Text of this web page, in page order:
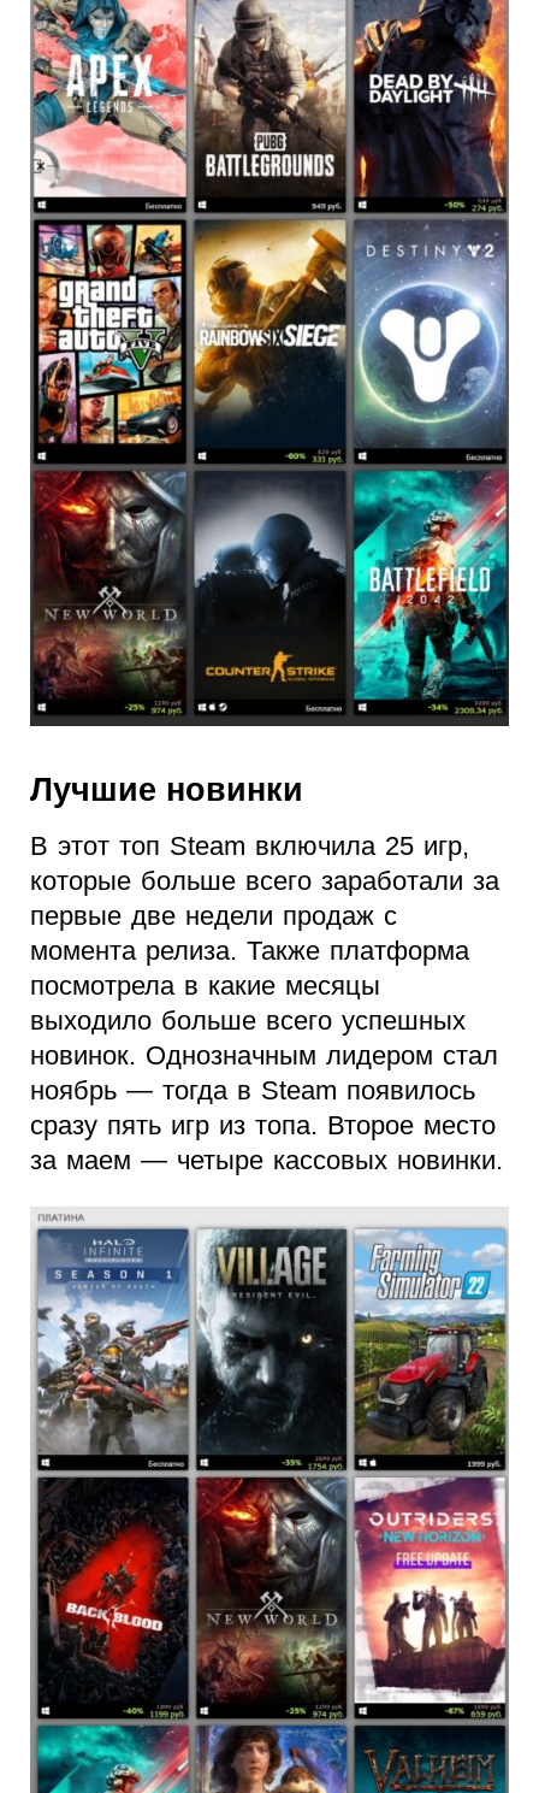
Лучшие новинки
В этот топ Steam включила 25 игр,
которые больше всего заработали за
первые две недели продаж с
момента релиза. Также платформа
посмотрела в какие месяцы
выходило больше всего успешных
новинок. Однозначным лидером стал
ноябрь — тогда в Steam появилось
сразу пять игр из топа. Второе место
за маем — четыре кассовых новинки.